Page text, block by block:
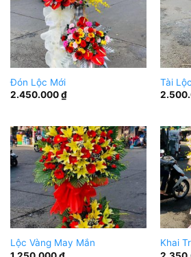
Đón Lộc Mới
2.450.000₫
Tài
Lộc Vàng May Mắn
Khai